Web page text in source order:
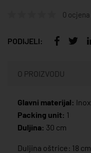
0 ocjena
PODIJELI:
O PROIZVODU
Glavni materijal: Inox
Packing unit: 1
Duljina: 30 cm
Duljina oštrice: 18 cm.